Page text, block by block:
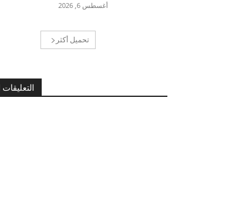
أغسطس 6, 2026
تحميل أكثر
التعليقات